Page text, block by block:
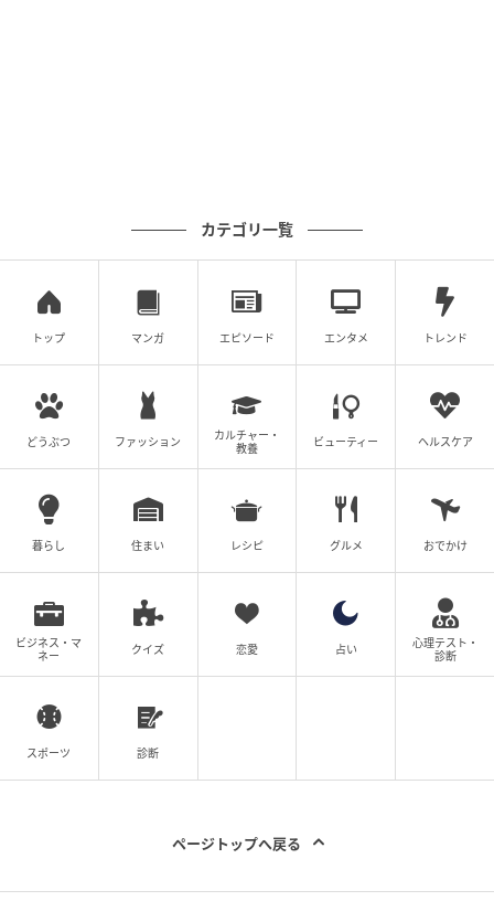
カテゴリ一覧
トップ マンガ エピソード エンタメ トレンド
どうぶつ ファッション
カルチャー・
教養
ビューティー ヘルスケア
暮らし 住まい レシピ グルメ おでかけ
ビジネス・マ
ネー
クイズ 恋愛 占い
心理テスト・
診断
スポーツ 診断
ページトップへ戻る